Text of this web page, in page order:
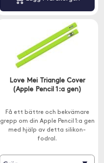
Love Mei Triangle Cover
(Apple Pencil 1:a gen)
Få ett bättre och bekvämare
grepp om din Apple Pencil 1:a gen
med hjälp av detta silikon-
fodral.